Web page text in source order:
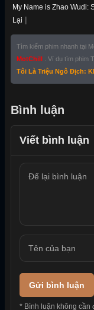
My Name is Zhao Wudi:
Lại |
Tìm kiếm phim nhanh tại
MotChill
. Ví dụ tìm phim
Tôi Là Triệu Ngô Địch:
Bình luận
Viết bình luận
Gửi bình luận
* Bình luận không cần